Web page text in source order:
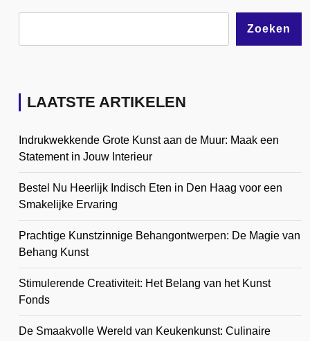
Zoeken
LAATSTE ARTIKELEN
Indrukwekkende Grote Kunst aan de Muur: Maak een
Statement in Jouw Interieur
Bestel Nu Heerlijk Indisch Eten in Den Haag voor een
Smakelijke Ervaring
Prachtige Kunstzinnige Behangontwerpen: De Magie van
Behang Kunst
Stimulerende Creativiteit: Het Belang van het Kunst
Fonds
De Smaakvolle Wereld van Keukenkunst: Culinaire